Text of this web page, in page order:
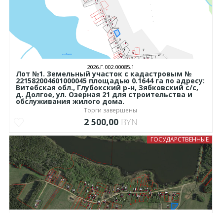
2026.Г.002.00085.1
Лот №1. Земельный участок с кадастровым №
221582004601000045 площадью 0.1644 га по адресу:
Витебская обл., Глубокский р-н, Зябковский с/с,
д. Долгое, ул. Озерная 21 для строительства и
обслуживания жилого дома.
Торги завершены
2 500,00 BYN
ГОСУДАРСТВЕННЫЕ